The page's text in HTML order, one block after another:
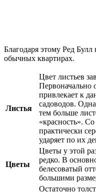
Благодаря этому Ред Булл
обычных квартирах.
Листья
Цвет листьев
Первоначально
привлекает к
садоводов.
тем больше
«красность».
практически
ударяет по их
Цветы
Цветы у этой
редко. В
белесоватый
большими
Остаточно